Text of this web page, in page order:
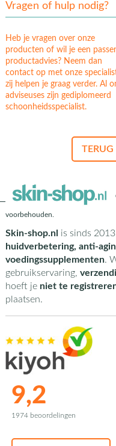
Vragen of hulp nodig?
Heb je vragen over onze
producten of wil je een
productadvies? Neem dan
contact op met onze
zij helpen je graag verder. Al
adviseuses zijn gediplomeerd
schoonheidsspecialist.
voorbehouden.
Skin-shop.nl is sinds
huidverbetering, anti-
voedingssupplementen.
gebruikservaring,
hoeft je niet te
plaatsen.
9,2
1974 beoordelingen